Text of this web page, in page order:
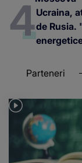
Ucraina,
de Rusia.
Parteneri